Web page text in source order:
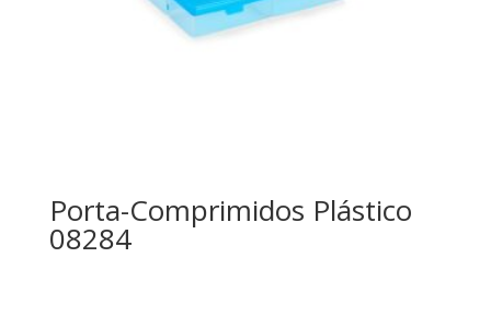
Porta-Comprimidos Plástico
08284